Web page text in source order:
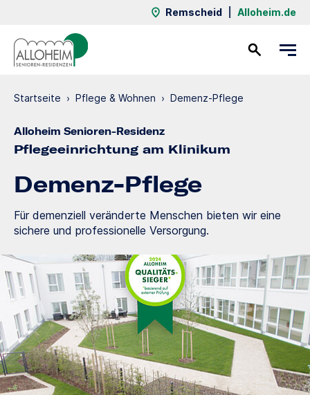
Remscheid Alloheim.de
Startseite › Pflege & Wohnen › Demenz-Pflege
Alloheim Senioren-Residenz
Pflegeeinrichtung am Klinikum
Demenz-Pflege
Für demenziell veränderte Menschen bieten wir eine
sichere und professionelle Versorgung.